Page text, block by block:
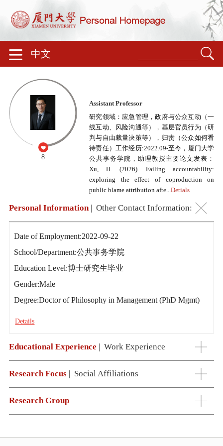
中文
8
Assistant Professor
研究领域：应急管理，政府与公众互动（一
线互动、风险沟通等），基层官员行为（研
判与自由裁量决策等），归责（公众如何看
待责任）工作经历:2022.09-至今，厦门大学
公共事务学院，助理教授主要论文发表：
Xu, H. (2026). Failing accountability:
exploring the effect of coproduction on
public blame attribution afte...Detials
Personal Information| Other Contact Information:
Date of Employment:2022-09-22
School/Department:公共事务学院
Education Level:博士研究生毕业
Gender:Male
Degree:Doctor of Philosophy in Management (PhD Mgmt)
Details
Educational Experience | Work Experience
Research Focus| Social Affiliations
Research Group